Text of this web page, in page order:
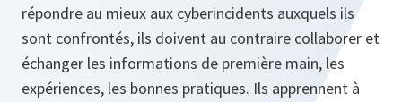
répondre au mieux aux cyberincidents auxquels ils
sont confrontés, ils doivent au contraire collaborer et
échanger les informations de première main, les
expériences, les bonnes pratiques. Ils apprennent à